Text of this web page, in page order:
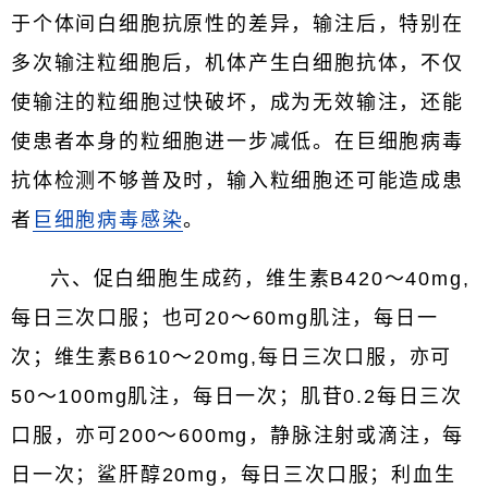
于个体间白细胞抗原性的差异，输注后，特别在
多次输注粒细胞后，机体产生白细胞抗体，不仅
使输注的粒细胞过快破坏，成为无效输注，还能
使患者本身的粒细胞进一步减低。在巨细胞病毒
抗体检测不够普及时，输入粒细胞还可能造成患
者 巨细胞病毒感染。
六、促白细胞生成药，维生素B420～40mg,
每日三次口服；也可20～60mg肌注，每日一
次；维生素B610～20mg,每日三次口服，亦可
50～100mg肌注，每日一次；肌苷0.2每日三次
口服，亦可200～600mg，静脉注射或滴注，每
日一次；鲨肝醇20mg，每日三次口服；利血生